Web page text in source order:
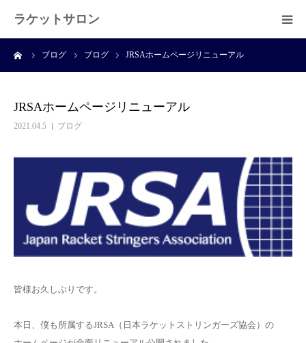
ラケットサロン
ブログ ブログ JRSAホームページリニューアル
JRSAホームページリニューアル
2021.04.5 ブログ
皆様お久しぶりです。
本日、僕も所属するJRSA（日本ラケットストリンガーズ協会）の
ホーム
プライベートレッスン
ブログ
よくある質問
アクセス
お問い合わせ